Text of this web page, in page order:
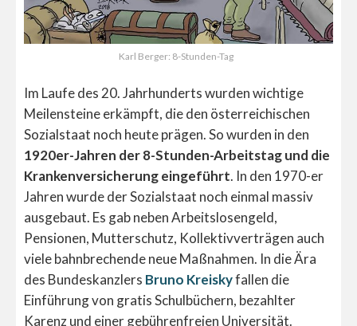
Karl Berger: 8-Stunden-Tag
Im Laufe des 20. Jahrhunderts wurden wichtige
Meilensteine erkämpft, die den österreichischen
Sozialstaat noch heute prägen. So wurden in den
1920er-Jahren der 8-Stunden-Arbeitstag und die
Krankenversicherung eingeführt. In den 1970-er
Jahren wurde der Sozialstaat noch einmal massiv
ausgebaut. Es gab neben Arbeitslosengeld,
Pensionen, Mutterschutz, Kollektivverträgen auch
viele bahnbrechende neue Maßnahmen. In die Ära
des Bundeskanzlers Bruno Kreiskyfallen die
Einführung von gratis Schulbüchern, bezahlter
Karenz und einer gebührenfreien Universität.